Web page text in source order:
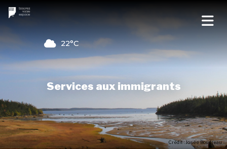
22°C
Services aux immigrants
Crédit : Josée Boudreau